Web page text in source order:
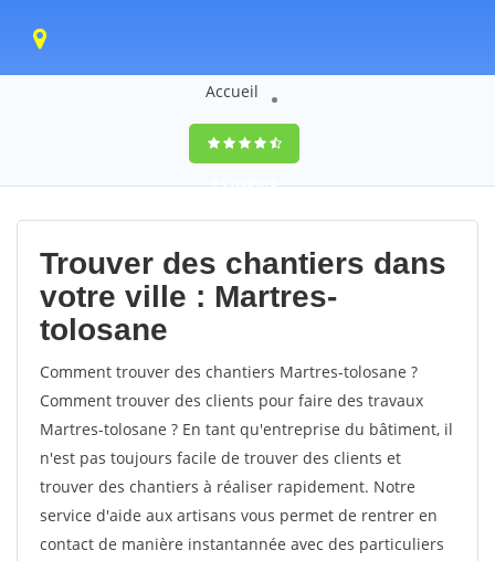
Accueil
9,5(100%)0
votes
Trouver des chantiers dans
votre ville : Martres-
tolosane
Comment trouver des chantiers Martres-tolosane ?
Comment trouver des clients pour faire des travaux
Martres-tolosane ? En tant qu'entreprise du bâtiment, il
n'est pas toujours facile de trouver des clients et
trouver des chantiers à réaliser rapidement. Notre
service d'aide aux artisans vous permet de rentrer en
contact de manière instantannée avec des particuliers